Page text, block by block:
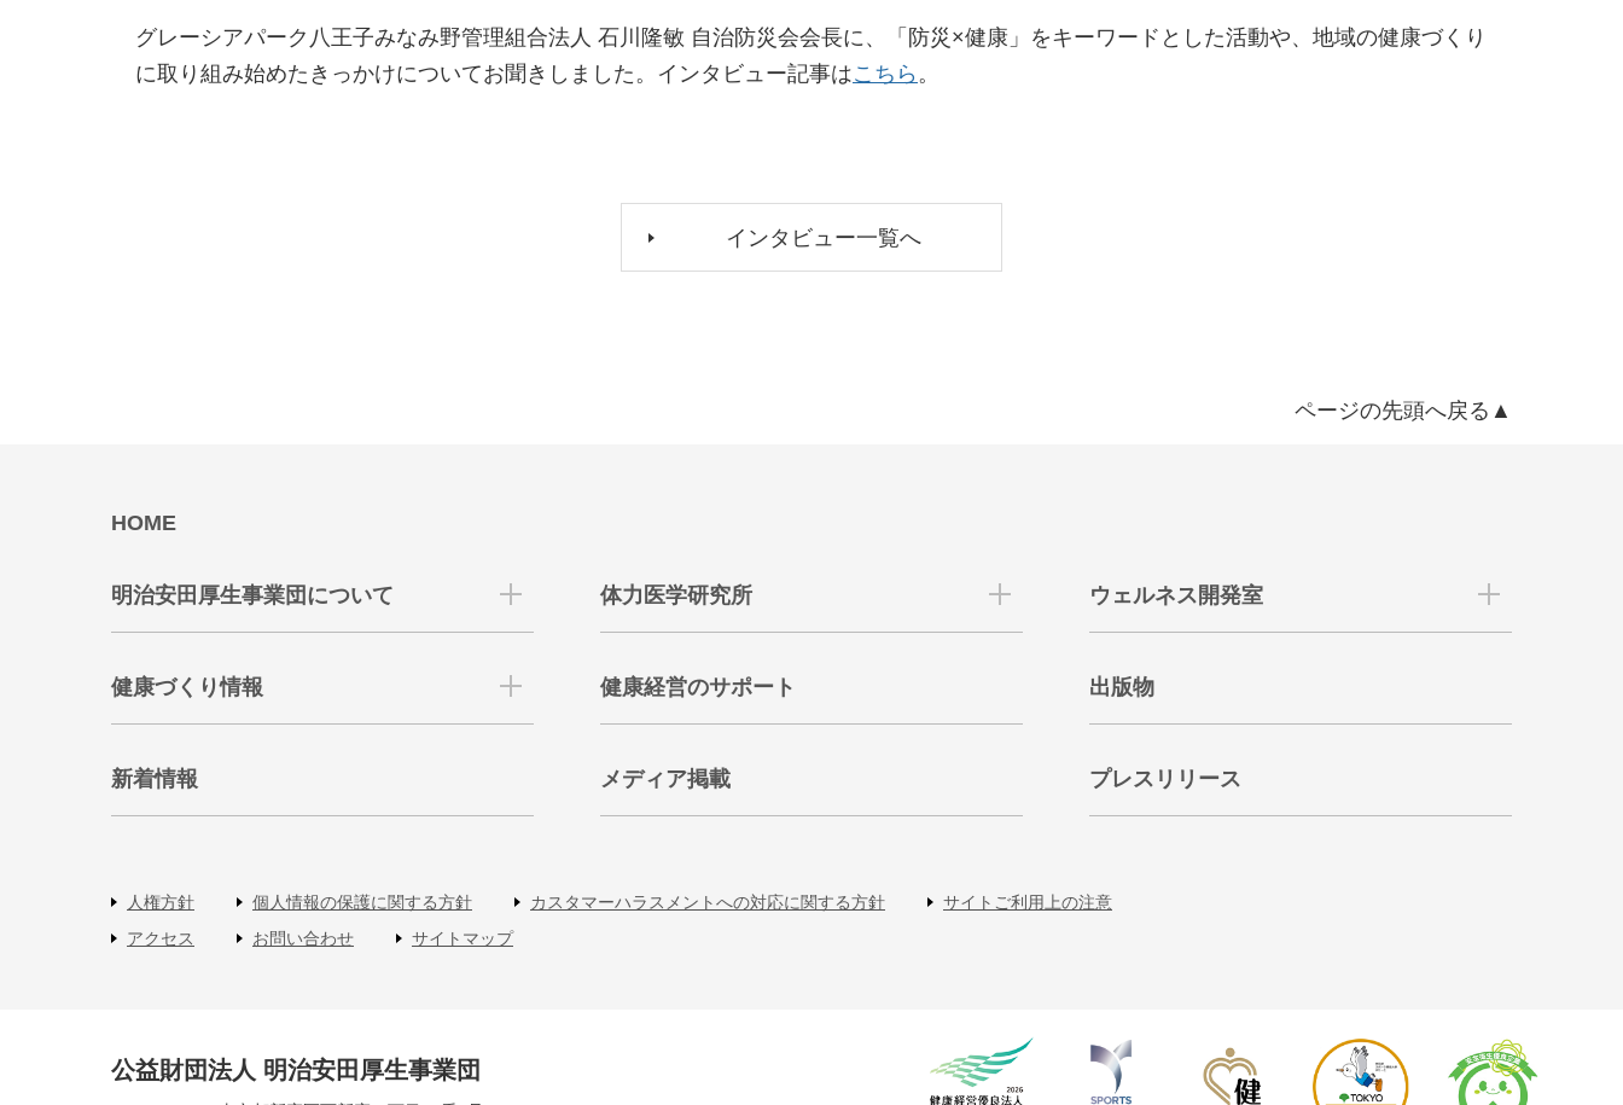
グレーシアパーク八王子みなみ野管理組合法人 石川隆敏 自治防災会会長に、「防災×健康」をキーワードとした活動や、地域の健康づくり
に取り組み始めたきっかけについてお聞きしました。インタビュー記事はこちら 。
インタビュー一覧へ
ページの先頭へ戻る▲
HOME
明治安田厚生事業団について 体力医学研究所 ウェルネス開発室
健康づくり情報 健康経営のサポート 出版物
新着情報 メディア掲載 プレスリリース
人権方針 個人情報の保護に関する方針 カスタマーハラスメントへの対応に関する方針
サイトご利用上の注意
アクセス
お問い合わせ サイトマップ
公益財団法人 明治安田厚生事業団